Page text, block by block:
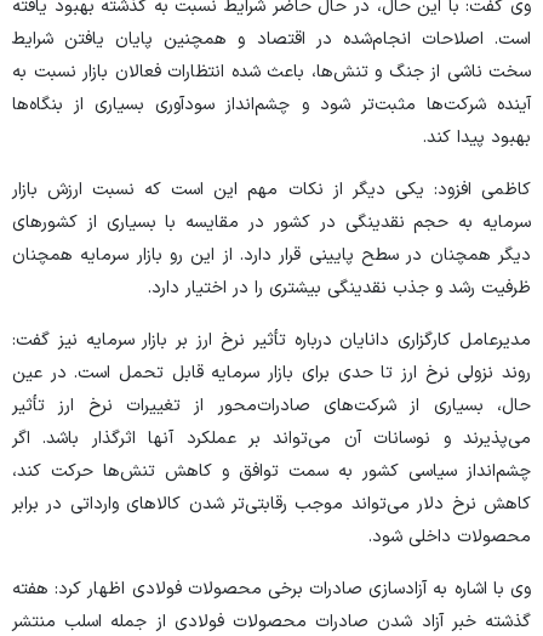
وی گفت: با این حال، در حال حاضر شرایط نسبت به گذشته بهبود یافته
است. اصلاحات انجام‌شده در اقتصاد و همچنین پایان یافتن شرایط
سخت ناشی از جنگ و تنش‌ها، باعث شده انتظارات فعالان بازار نسبت به
آینده شرکت‌ها مثبت‌تر شود و چشم‌انداز سودآوری بسیاری از بنگاه‌ها
بهبود پیدا کند.
کاظمی افزود: یکی دیگر از نکات مهم این است که نسبت ارزش بازار
سرمایه به حجم نقدینگی در کشور در مقایسه با بسیاری از کشور‌های
دیگر همچنان در سطح پایینی قرار دارد. از این رو بازار سرمایه همچنان
ظرفیت رشد و جذب نقدینگی بیشتری را در اختیار دارد.
مدیرعامل کارگزاری دانایان درباره تأثیر نرخ ارز بر بازار سرمایه نیز گفت:
روند نزولی نرخ ارز تا حدی برای بازار سرمایه قابل تحمل است. در عین
حال، بسیاری از شرکت‌های صادرات‌محور از تغییرات نرخ ارز تأثیر
می‌پذیرند و نوسانات آن می‌تواند بر عملکرد آنها اثرگذار باشد. اگر
چشم‌انداز سیاسی کشور به سمت توافق و کاهش تنش‌ها حرکت کند،
کاهش نرخ دلار می‌تواند موجب رقابتی‌تر شدن کالا‌های وارداتی در برابر
محصولات داخلی شود.
وی با اشاره به آزادسازی صادرات برخی محصولات فولادی اظهار کرد: هفته
گذشته خبر آزاد شدن صادرات محصولات فولادی از جمله اسلب منتشر